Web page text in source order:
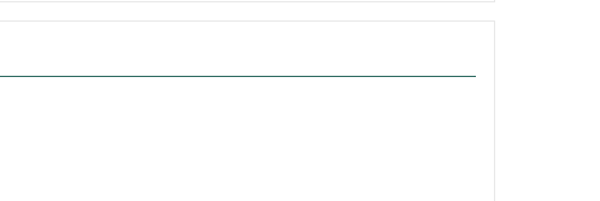
江山市众安门业有限公司